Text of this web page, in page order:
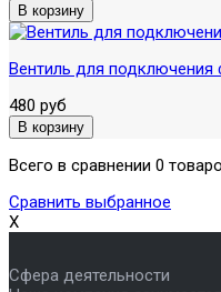
Вентиль для подключения
480 руб
Всего в сравнении 0
Сравнить выбранное
X
Сфера деятельности